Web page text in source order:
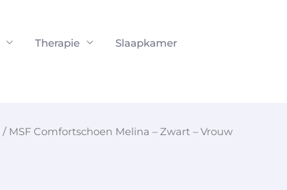
Therapie
Slaapkamer
/ MSF Comfortschoen Melina – Zwart – Vrouw